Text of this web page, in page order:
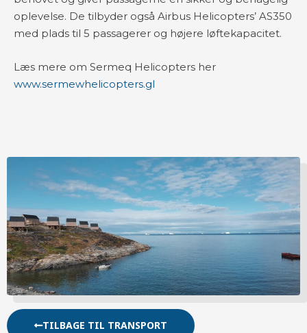
oplevelse. De tilbyder også Airbus Helicopters’ AS350
med plads til 5 passagerer og højere løftekapacitet.
Læs mere om Sermeq Helicopters her
www.sermewhelicopters.gl
TILBAGE TIL TRANSPORT